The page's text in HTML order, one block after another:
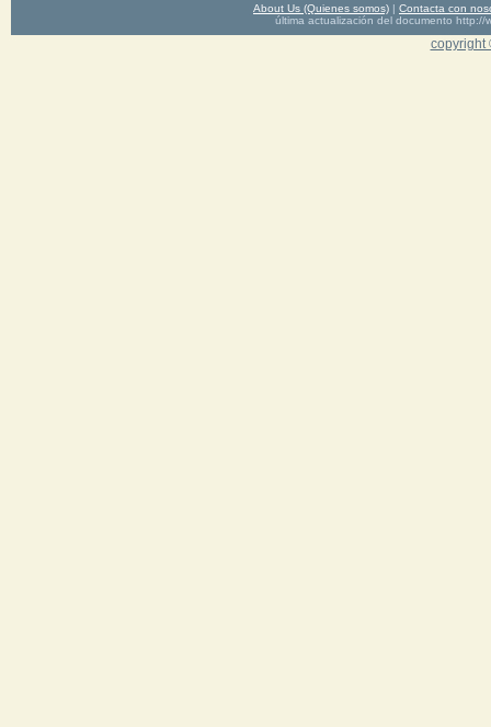
About Us (Quienes somos) | Contacta con
última actualización del documento http://
copyright